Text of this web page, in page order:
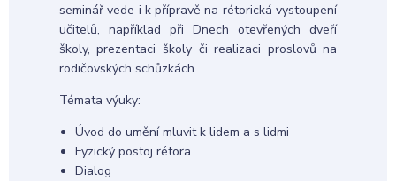
seminář vede i k přípravě na rétorická vystoupení
učitelů, například při Dnech otevřených dveří
školy, prezentaci školy či realizaci proslovů na
rodičovských schůzkách.
Témata výuky:
Úvod do umění mluvit k lidem a s lidmi
Fyzický postoj rétora
Dialog